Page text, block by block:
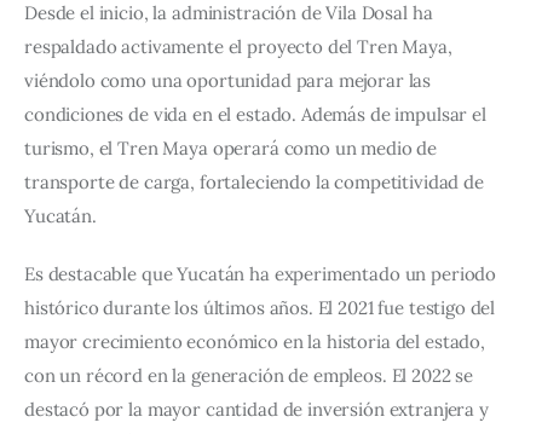
Desde el inicio, la administración de Vila Dosal ha
respaldado activamente el proyecto del Tren Maya,
viéndolo como una oportunidad para mejorar las
condiciones de vida en el estado. Además de impulsar el
turismo, el Tren Maya operará como un medio de
transporte de carga, fortaleciendo la competitividad de
Yucatán.
Es destacable que Yucatán ha experimentado un periodo
histórico durante los últimos años. El 2021 fue testigo del
mayor crecimiento económico en la historia del estado,
con un récord en la generación de empleos. El 2022 se
destacó por la mayor cantidad de inversión extranjera y